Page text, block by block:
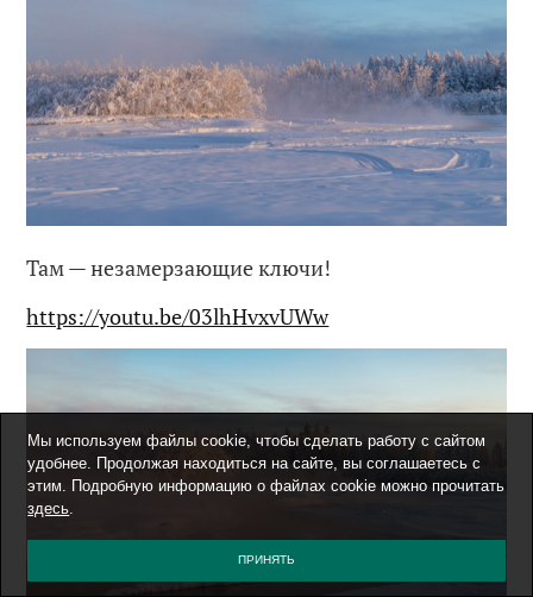
Там — незамерзающие ключи!
https://youtu.be/03lhHvxvUWw
Мы используем файлы cookie, чтобы сделать работу с сайтом
удобнее. Продолжая находиться на сайте, вы соглашаетесь с
этим. Подробную информацию о файлах cookie можно прочитать
здесь.
ПРИНЯТЬ